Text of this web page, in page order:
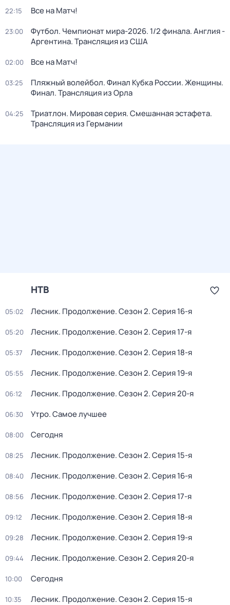
22:15 Все на Матч!
23:00
Футбол. Чемпионат мира-2026. 1/2 финала. Англия -
Аргентина. Трансляция из США
02:00 Все на Матч!
03:25
Пляжный волейбол. Финал Кубка России. Женщины.
Финал. Трансляция из Орла
04:25
Триатлон. Мировая серия. Смешанная эстафета.
Трансляция из Германии
НТВ
05:02 Лесник. Продолжение. Сезон 2. Серия 16-я
05:20 Лесник. Продолжение. Сезон 2. Серия 17-я
05:37 Лесник. Продолжение. Сезон 2. Серия 18-я
05:55 Лесник. Продолжение. Сезон 2. Серия 19-я
06:12 Лесник. Продолжение. Сезон 2. Серия 20-я
06:30 Утро. Самое лучшее
08:00 Сегодня
08:25 Лесник. Продолжение. Сезон 2. Серия 15-я
08:40 Лесник. Продолжение. Сезон 2. Серия 16-я
08:56 Лесник. Продолжение. Сезон 2. Серия 17-я
09:12 Лесник. Продолжение. Сезон 2. Серия 18-я
09:28 Лесник. Продолжение. Сезон 2. Серия 19-я
09:44 Лесник. Продолжение. Сезон 2. Серия 20-я
10:00 Сегодня
10:35 Лесник. Продолжение. Сезон 2. Серия 15-я